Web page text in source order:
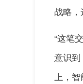
战略，
“这笔
意识到
上，智